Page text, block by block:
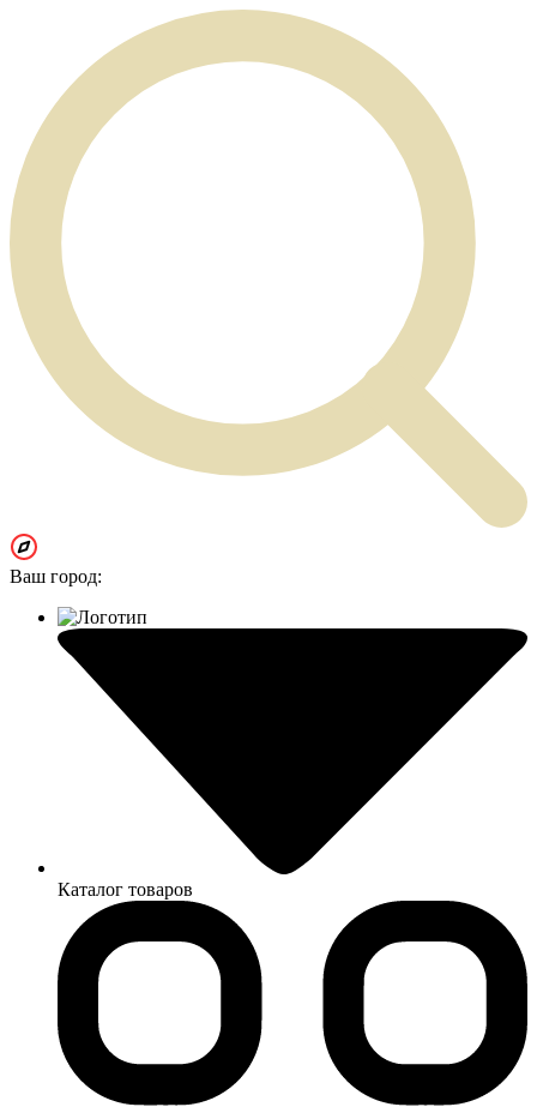
Ваш город:
Каталог товаров